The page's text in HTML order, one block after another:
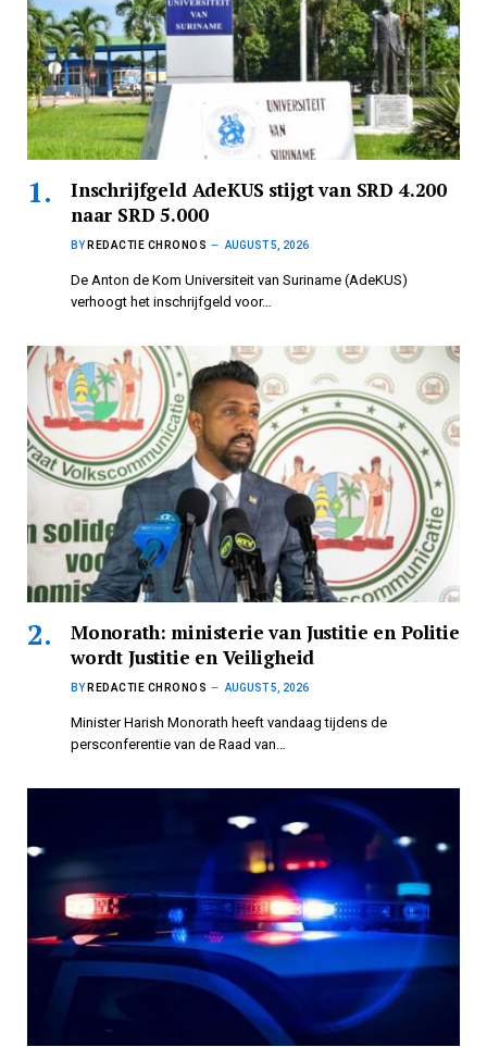
Inschrijfgeld AdeKUS stijgt van SRD 4.200
naar SRD 5.000
BY REDACTIE CHRONOS AUGUST 5, 2026
De Anton de Kom Universiteit van Suriname (AdeKUS)
verhoogt het inschrijfgeld voor…
Monorath: ministerie van Justitie en Politie
wordt Justitie en Veiligheid
BY REDACTIE CHRONOS AUGUST 5, 2026
Minister Harish Monorath heeft vandaag tijdens de
persconferentie van de Raad van…